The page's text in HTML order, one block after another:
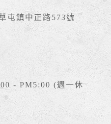
屯鎮中正路573號
- PM5:00 (週一休